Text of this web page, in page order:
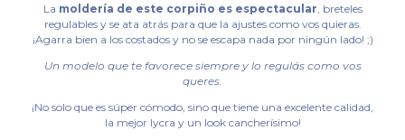
La moldería de este corpiño es espectacular , breteles
regulables y se ata atrás para que la ajustes como vos quieras.
¡Agarra bien a los costados y no se escapa nada por ningún lado! ;)
Un modelo que te favorece siempre y lo regulás como vos
queres.
¡No solo que es súper cómodo, sino que tiene una excelente calidad,
la mejor lycra y un look cancherísimo!